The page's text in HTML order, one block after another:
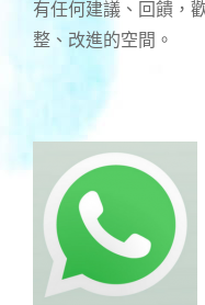
有任何建議、回饋，
整、改進的空間。